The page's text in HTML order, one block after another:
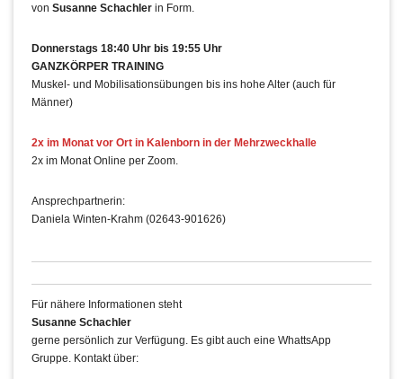
von Susanne Schachler in Form.
Donnerstags 18:40 Uhr bis 19:55 Uhr
GANZKÖRPER TRAINING
Muskel- und Mobilisationsübungen bis ins hohe Alter (auch für
Männer)
2x im Monat vor Ort in Kalenborn in der Mehrzweckhalle
2x im Monat Online per Zoom.
Ansprechpartnerin:
Daniela Winten-Krahm (02643-901626)
Für nähere Informationen steht
Susanne Schachler
gerne persönlich zur Verfügung. Es gibt auch eine WhattsApp
Gruppe. Kontakt über: